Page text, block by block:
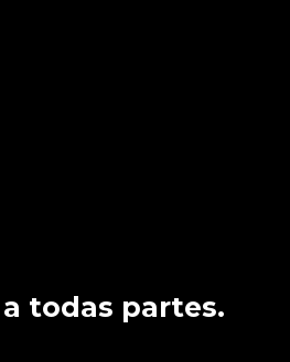
a todas partes.